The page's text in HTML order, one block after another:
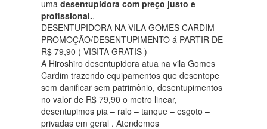
uma desentupidora com preço justo e
profissional..
DESENTUPIDORA NA VILA GOMES CARDIM
PROMOÇÃO/DESENTUPIMENTO á PARTIR DE
R$ 79,90 ( VISITA GRATIS )
A Hiroshiro desentupidora atua na vila Gomes
Cardim trazendo equipamentos que desentope
sem danificar sem patrimônio, desentupimentos
no valor de R$ 79,90 o metro linear,
desentupimos pia – ralo – tanque – esgoto –
privadas em geral . Atendemos